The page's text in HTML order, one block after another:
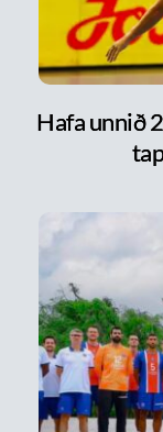
Hafa unnið